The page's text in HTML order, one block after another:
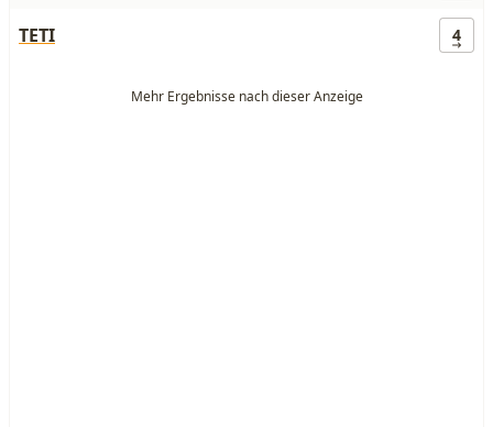
TETI 4